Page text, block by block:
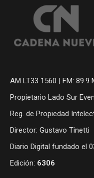
AM LT33 1560 | FM: 89.9
Propietario Lado Sur
Reg. de Propiedad
Director: Gustavo Tinetti
Diario Digital fundado el
Edición: 6306